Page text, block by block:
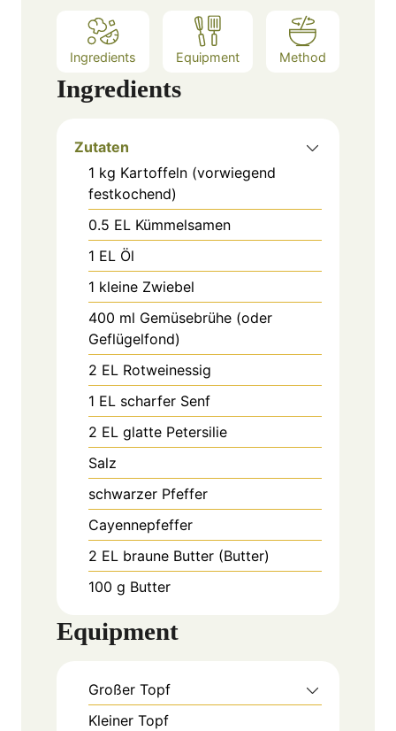
Ingredients Equipment Method
Ingredients
Zutaten
1 kg Kartoffeln (vorwiegend
festkochend)
0.5 EL Kümmelsamen
1 EL Öl
1 kleine Zwiebel
400 ml Gemüsebrühe (oder
Geflügelfond)
2 EL Rotweinessig
1 EL scharfer Senf
2 EL glatte Petersilie
Salz
schwarzer Pfeffer
Cayennepfeffer
2 EL braune Butter (Butter)
100 g Butter
Equipment
Großer Topf
Kleiner Topf